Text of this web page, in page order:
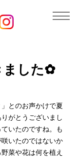
ました✿
とのお声かけで夏
がとうございまし
いたのですね。も
いたのではないか
菜や花は何を植え